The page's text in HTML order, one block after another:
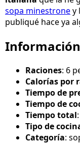
sopa minestroney
publiqué hace ya
Raciones: 6
Calorías por
Tiempo de
Tiempo de
Tiempo total
Tipo de
Categoría: